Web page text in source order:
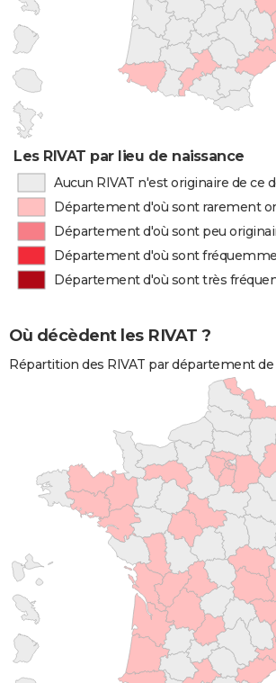
Les RIVAT par lieu de naissance
Aucun RIVAT n'est originaire de ce
Département d'où sont rarement
Département d'où sont peu
Département d'où sont
Département d'où sont très
Où décèdent les RIVAT ?
Répartition des RIVAT par département de